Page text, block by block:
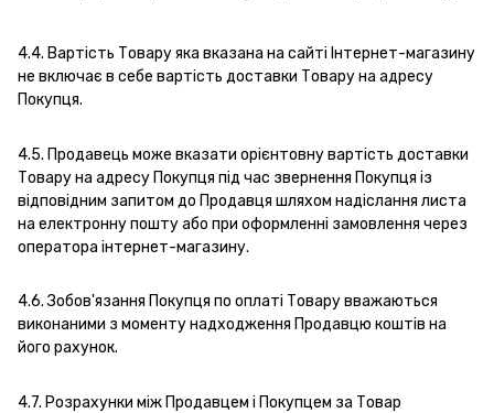
4.4. Вартість Товару яка вказана на сайті Інтернет-магазину
не включає в себе вартість доставки Товару на адресу
Покупця.
4.5. Продавець може вказати орієнтовну вартість доставки
Товару на адресу Покупця під час звернення Покупця із
відповідним запитом до Продавця шляхом надіслання листа
на електронну пошту або при оформленні замовлення через
оператора інтернет-магазину.
4.6. Зобов'язання Покупця по оплаті Товару вважаються
виконаними з моменту надходження Продавцю коштів на
його рахунок.
4.7. Розрахунки між Продавцем і Покупцем за Товар